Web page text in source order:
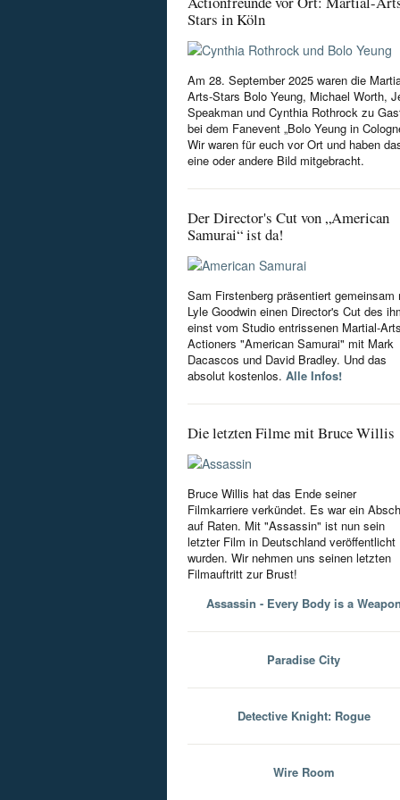
Stars in Köln
Am 28. September 2025 waren die
Arts-Stars Bolo Yeung, Michael Worth,
Speakman und Cynthia Rothrock zu
bei dem Fanevent „Bolo Yeung in
Wir waren für euch vor Ort und haben
eine oder andere Bild mitgebracht.
Der Director's Cut von „American
Samurai“ ist da!
Sam Firstenberg präsentiert gemeinsam
Lyle Goodwin einen Director's Cut des
einst vom Studio entrissenen Martial-
Actioners "American Samurai" mit Mark
Dacascos und David Bradley. Und das
absolut kostenlos. Alle Infos!
Die letzten Filme mit Bruce Willis
Bruce Willis hat das Ende seiner
Filmkarriere verkündet. Es war ein
auf Raten. Mit "Assassin" ist nun sein
letzter Film in Deutschland veröffentlicht
wurden. Wir nehmen uns seinen letzten
Filmauftritt zur Brust!
Assassin - Every Body is a Weapon
Paradise City
Detective Knight: Rogue
Wire Room